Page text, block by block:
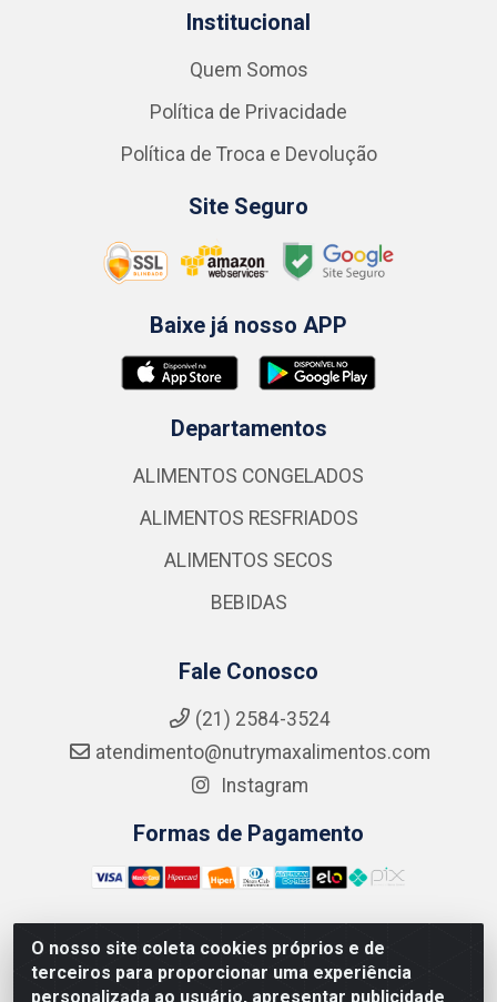
O nosso site coleta cookies próprios e de
terceiros para proporcionar uma experiência
personalizada ao usuário, apresentar publicidade
Institucional
Quem Somos
Política de Privacidade
Política de Troca e Devolução
Site Seguro
Baixe já nosso APP
Departamentos
ALIMENTOS CONGELADOS
ALIMENTOS RESFRIADOS
ALIMENTOS SECOS
BEBIDAS
Fale Conosco
(21) 2584-3524
atendimento@nutrymaxalimentos.com
Instagram
Formas de Pagamento
NUTRY MAX COMÉRCIO DE PRODUTOS ALIMENTICIOS
LTDA - RUA DO FEIJÃO, 721 PENHA CIRCULAR/RJ -